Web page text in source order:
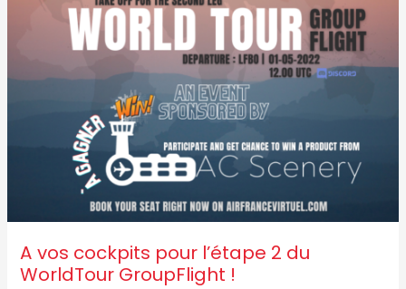
A vos cockpits pour l’étape 2 du
WorldTour GroupFlight !
GroupFlight